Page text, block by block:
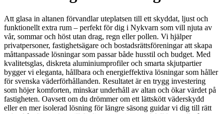
Att glasa in altanen förvandlar uteplatsen till ett skyddat, ljust och
funktionellt extra rum – perfekt för dig i Nykvarn som vill njuta av
vår, sommar och höst utan drag, regn eller pollen. Vi hjälper
privatpersoner, fastighetsägare och bostadsrättsföreningar att skapa
måttanpassade lösningar som passar både husstil och budget. Med
kvalitetsglas, diskreta aluminiumprofiler och smarta skjutpartier
bygger vi eleganta, hållbara och energieffektiva lösningar som håller
för svenska väderförhållanden. Resultatet är en trygg investering
som höjer komforten, minskar underhåll av altan och ökar värdet på
fastigheten. Oavsett om du drömmer om ett lättskött väderskydd
eller en mer isolerad lösning för längre säsong guidar vi dig till rätt